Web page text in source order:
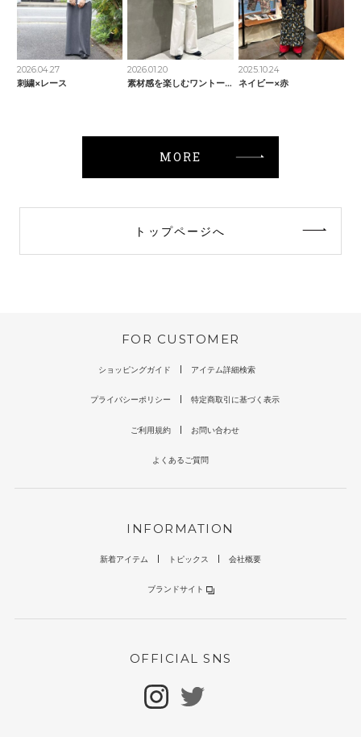
2026.04.27
刺繍×レース
2026.01.20
素材感を楽しむワントーンコーデ
2025.10.24
ネイビー×赤
MORE
トップページへ
FOR CUSTOMER
ショッピングガイド アイテム詳細検索
プライバシーポリシー 特定商取引に基づく表示
ご利用規約 お問い合わせ
よくあるご質問
INFORMATION
新着アイテム トピックス 会社概要
ブランドサイト
OFFICIAL SNS